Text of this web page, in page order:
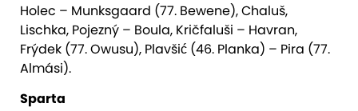
Holec – Munksgaard (77. Bewene), Chaluš,
Lischka, Pojezný – Boula, Kričfaluši – Havran,
Frýdek (77. Owusu), Plavšić (46. Planka) – Pira (77.
Almási).
Sparta